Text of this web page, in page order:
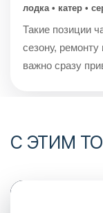
лодка • катер •
Такие позиции
сезону,
важно сразу
С ЭТИМ